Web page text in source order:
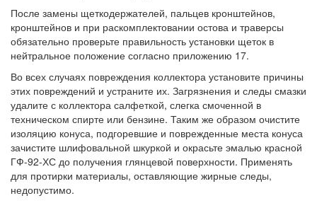
После замены щеткодержателей, пальцев кронштейнов,
кронштейнов и при раскомплектовании остова и траверсы
обязательно проверьте правильность установки щеток в
нейтральное положение согласно приложению 17.
Во всех случаях повреждения коллектора установите причины
этих повреждений и устраните их. Загрязнения и следы смазки
удалите с коллектора салфеткой, слегка смоченной в
техническом спирте или бензине. Таким же образом очистите
изоляцию конуса, подгоревшие и поврежденные места конуса
зачистите шлифовальной шкуркой и окрасьте эмалью красной
ГФ-92-ХС до получения глянцевой поверхности. Применять
для протирки материалы, оставляющие жирные следы,
недопустимо.